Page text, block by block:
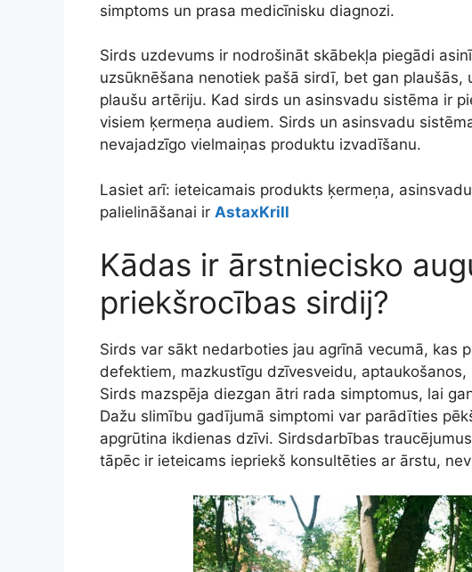
simptoms un prasa medicīnisku diagnozi.
Sirds uzdevums ir nodrošināt skābekļa piegādi
uzsūknēšana nenotiek pašā sirdī, bet gan
plaušu artēriju. Kad sirds un asinsvadu sistēma ir
visiem ķermeņa audiem. Sirds un asinsvadu
nevajadzīgo vielmaiņas produktu izvadīšanu.
Lasiet arī: ieteicamais produkts ķermeņa,
palielināšanai ir AstaxKrill
Kādas ir ārstniecisko
priekšrocības sirdij?
Sirds var sākt nedarboties jau agrīnā vecumā, kas
defektiem, mazkustīgu dzīvesveidu,
Sirds mazspēja diezgan ātri rada simptomus, lai
Dažu slimību gadījumā simptomi var parādīties
apgrūtina ikdienas dzīvi. Sirdsdarbības
tāpēc ir ieteicams iepriekš konsultēties ar ārstu,